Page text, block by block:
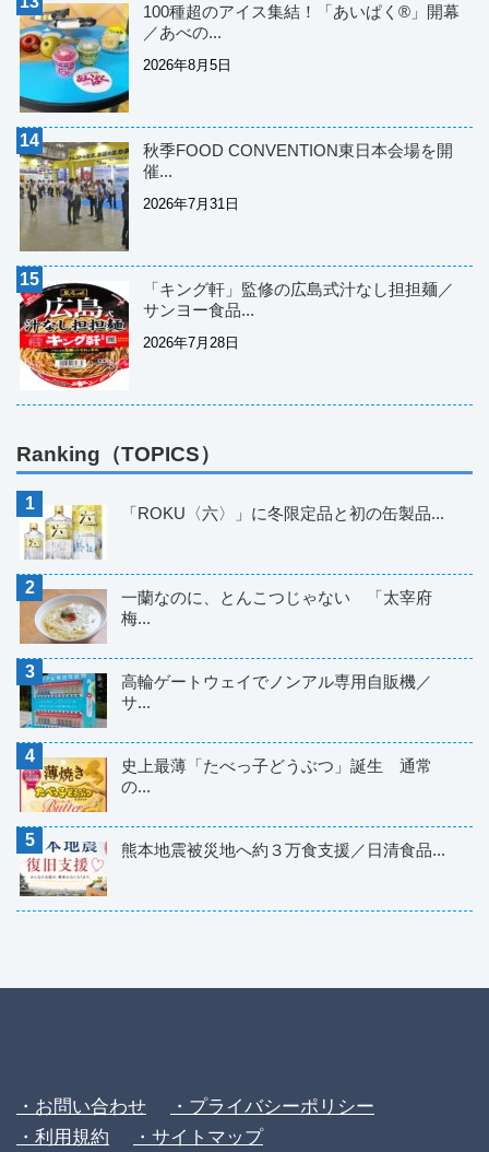
100種超のアイス集結！「あいぱく®」開幕
／あべの...
2026年8月5日
秋季FOOD CONVENTION東日本会場を開
催...
2026年7月31日
「キング軒」監修の広島式汁なし担担麺／
サンヨー食品...
2026年7月28日
Ranking（TOPICS）
「ROKU〈六〉」に冬限定品と初の缶製品...
一蘭なのに、とんこつじゃない 「太宰府
梅...
高輪ゲートウェイでノンアル専用自販機／
サ...
史上最薄「たべっ子どうぶつ」誕生 通常
の...
熊本地震被災地へ約３万食支援／日清食品...
・お問い合わせ
・プライバシーポリシー
・利用規約
・サイトマップ